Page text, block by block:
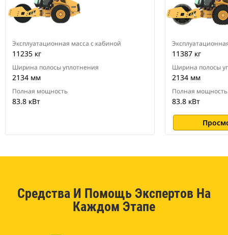
Эксплуатационная масса с кабиной
11235 кг
Ширина полосы уплотнения
2134 мм
Полная мощность
83.8 кВт
11387 кг
Ширина полосы
2134 мм
Полная мощность
83.8 кВт
Средства И Помощь Экспертов На
Каждом Этапе